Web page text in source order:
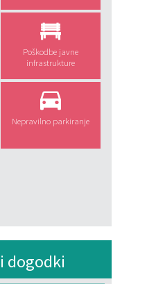
Poškodbe javne
infrastrukture
Nepravilno parkiranje
dogodki